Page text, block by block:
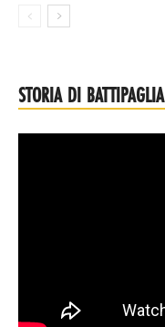
STORIA DI BATTIPAGLIA